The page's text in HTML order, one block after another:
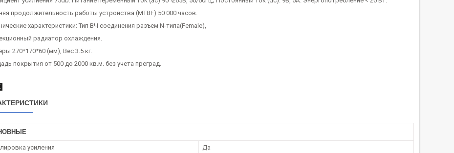
продолжительность работы устройства (MTBF) 50 000 часов.
характеристики: Тип ВЧ соединения разъем N-типа(Female),
радиатор охлаждения.
270*170*60 (мм), Вес 3.5 кг.
покрытия от 500 до 2000 кв.м. без учета преград.
усиления Да